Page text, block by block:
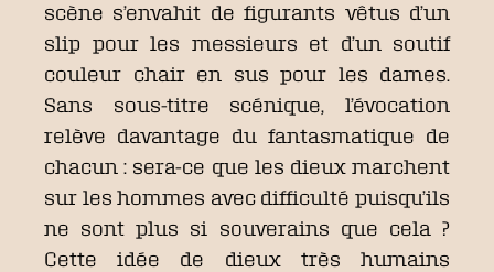
scène s’envahit de figurants vêtus d’un
slip pour les messieurs et d’un soutif
couleur chair en sus pour les dames.
Sans sous-titre scénique, l’évocation
relève davantage du fantasmatique de
chacun : sera-ce que les dieux marchent
sur les hommes avec difficulté puisqu’ils
ne sont plus si souverains que cela ?
Cette idée de dieux très humains